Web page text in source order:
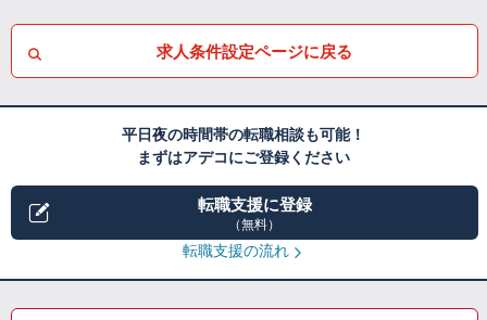
求人条件設定ページに戻る
平日夜の時間帯の転職相談も可能！
まずはアデコにご登録ください
転職支援に登録
（無料）
転職支援の流れ